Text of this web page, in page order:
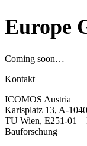
Europe
Coming soon…
Kontakt
ICOMOS Austria
Karlsplatz 13, A-
TU Wien, E251-01 –
Bauforschung